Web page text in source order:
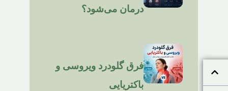
درمان می‌شود؟
فرق گلودرد ویروسی و
باکتریایی